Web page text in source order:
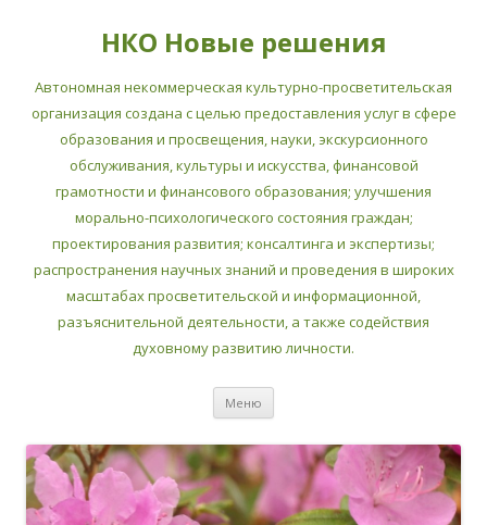
НКО Новые решения
Автономная некоммерческая культурно-просветительская
организация создана с целью предоставления услуг в сфере
образования и просвещения, науки, экскурсионного
обслуживания, культуры и искусства, финансовой
грамотности и финансового образования; улучшения
морально-психологического состояния граждан;
проектирования развития; консалтинга и экспертизы;
распространения научных знаний и проведения в широких
масштабах просветительской и информационной,
разъяснительной деятельности, а также содействия
духовному развитию личности.
Меню